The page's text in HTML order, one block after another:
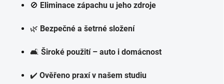
🚫 Eliminace zápachu u jeho zdroje
🌿 Bezpečné a šetrné složení
🛋️ Široké použití – auto i domácnost
✔️ Ověřeno praxí v našem studiu